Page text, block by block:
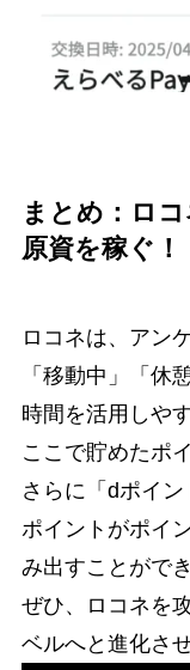
まとめ：ロ
原資を稼ぐ！
ロコネは、アン
「移動中」「休
時間を活用しや
ここで貯めたポ
さらに「dポイン
ポイントがポイ
み出すことがで
ぜひ、ロコネを
ベルへと進化さ